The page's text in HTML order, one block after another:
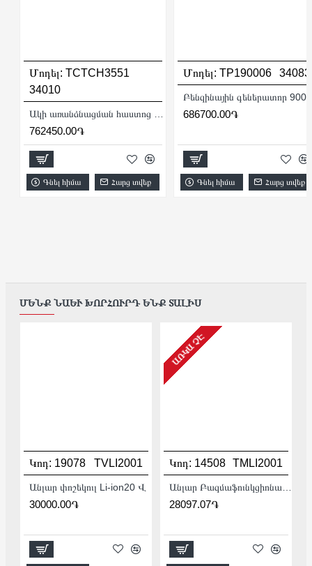
Մոդել: TCTCH3551
34010
Ակի առանձնացման հաստոց 750 Վտ 14 - 41 դյույմ
762450.00֏
Գնել հիմա Հարց տվեք
Մոդել: TP190006 34083
Բենզինային գեներատոր
686700.00֏
Գնել հիմա Հարց տվեք
ՄԵՆՔ ՆԱԵՒ ԽՈՐՀՈՒՐԴ ԵՆՔ ՏԱԼԻՍ
Կոդ: 19078 TVLI2001
Անլար փոշեկուլ Li-ion20 Վ
30000.00֏
ԱՌԿԱ ՉԷ
Կոդ: 14508 TMLI2001
28097.07֏